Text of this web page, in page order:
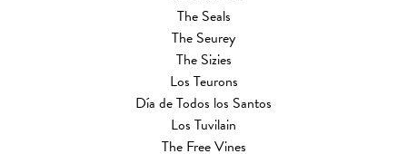
The Seals
The Seurey
The Sizies
Los Teurons
Día de Todos los Santos
Los Tuvilain
The Free Vines